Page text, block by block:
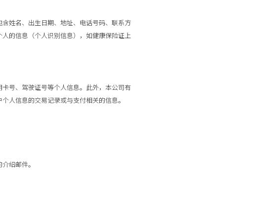
姓名、出生日期、地址、电话号码、联系方
的信息（个人识别信息），如健康保险证上
号、驾驶证号等个人信息。此外，本公司有
人信息的交易记录或与支付相关的信息。
绍邮件。